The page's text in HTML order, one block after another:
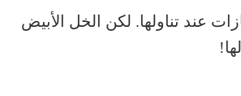
عند تناولها. لكن الخل الأبيض